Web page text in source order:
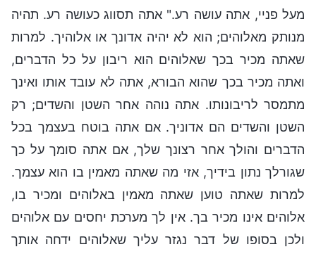
מעל פניי, אתה עושה רע." אתה תסווג כעושה רע. תהיה
מנותק מאלוהים; הוא לא יהיה אדונך או אלוהיך. למרות
שאתה מכיר בכך שאלוהים הוא ריבון על כל הדברים,
ואתה מכיר בכך שהוא הבורא, אתה לא עובד אותו ואינך
מתמסר לריבונותו. אתה נוהה אחר השטן והשדים; רק
השטן והשדים הם אדוניך. אם אתה בוטח בעצמך בכל
הדברים והולך אחר רצונך שלך, אם אתה סומך על כך
שגורלך נתון בידיך, אזי מה שאתה מאמין בו הוא עצמך.
למרות שאתה טוען שאתה מאמין באלוהים ומכיר בו,
אלוהים אינו מכיר בך. אין לך מערכת יחסים עם אלוהים
ולכן בסופו של דבר נגזר עליך שאלוהים ידחה אותך